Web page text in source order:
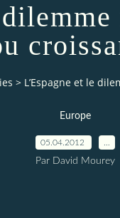
> L’Espagne et le
Europe
05.04.2012
Par David Mourey